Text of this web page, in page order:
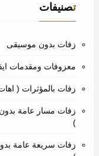
تصنيفات
زفات بدون موسيقى
معزوفات ومقدمات
زفات بالمؤثرات (
زفات مسار عامة
)
زفات سريعة عامة